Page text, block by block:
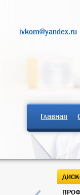
ivkom@yandex.ru
Главная